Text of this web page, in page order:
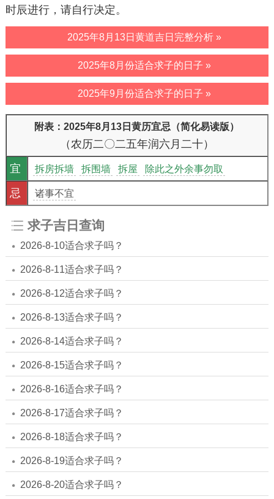
时辰进行，请自行决定。
2025年8月13日黄道吉日完整分析 »
2025年8月份适合求子的日子 »
2025年9月份适合求子的日子 »
附表：2025年8月13日黄历宜忌（简化易读版）
（农历二〇二五年润六月二十）
宜
拆房拆墙 拆围墙 拆屋
除此之外余事勿取
忌
诸事不宜
求子吉日查询
2026-8-10适合求子吗？
2026-8-11适合求子吗？
2026-8-12适合求子吗？
2026-8-13适合求子吗？
2026-8-14适合求子吗？
2026-8-15适合求子吗？
2026-8-16适合求子吗？
2026-8-17适合求子吗？
2026-8-18适合求子吗？
2026-8-19适合求子吗？
2026-8-20适合求子吗？